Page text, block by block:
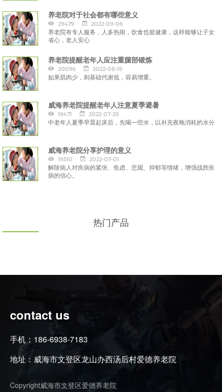
养老院对于社会都有哪些意义
29479 2022-09-06
养老院有专人服务，人多热闹，饮食也挺健康，这样能够让子女
省心，老人安心
养老院提醒老年人应注重腿部锻炼
20096 2022-08-19
如果肌肉少，则基础代谢低，容易增重。
威海养老院提醒老年人注意夏季避暑
19471 2022-07-29
中老年人夏季早晨起床后，先喝一些水，以补充夜晚消耗的水分
威海养老院分享护理的意义
19310 2022-07-01
解除病人对疾病的紧张、焦虑、悲观、抑郁等情绪，增强战胜疾
病的信心。
热门产品
contact us
手机：186-6938-7183
地址：威海市文登区龙山办西汤后村爱德养老院
Copyright威海市文登区爱德养老院